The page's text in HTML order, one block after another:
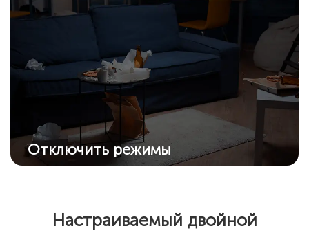
Отключить режимы
Отключите все режимы ночного видения,
Настраиваемый двойной